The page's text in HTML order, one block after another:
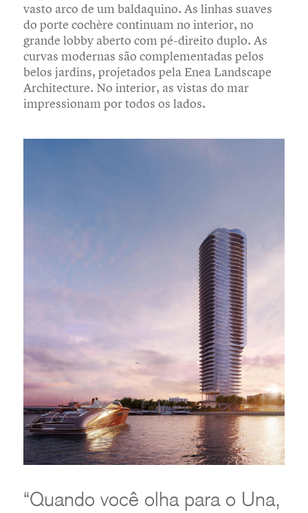
vasto arco de um baldaquino. As linhas suaves
do porte cochère continuam no interior, no
grande lobby aberto com pé-direito duplo. As
curvas modernas são complementadas pelos
belos jardins, projetados pela Enea Landscape
Architecture. No interior, as vistas do mar
impressionam por todos os lados.
“Quando você olha para o Una,